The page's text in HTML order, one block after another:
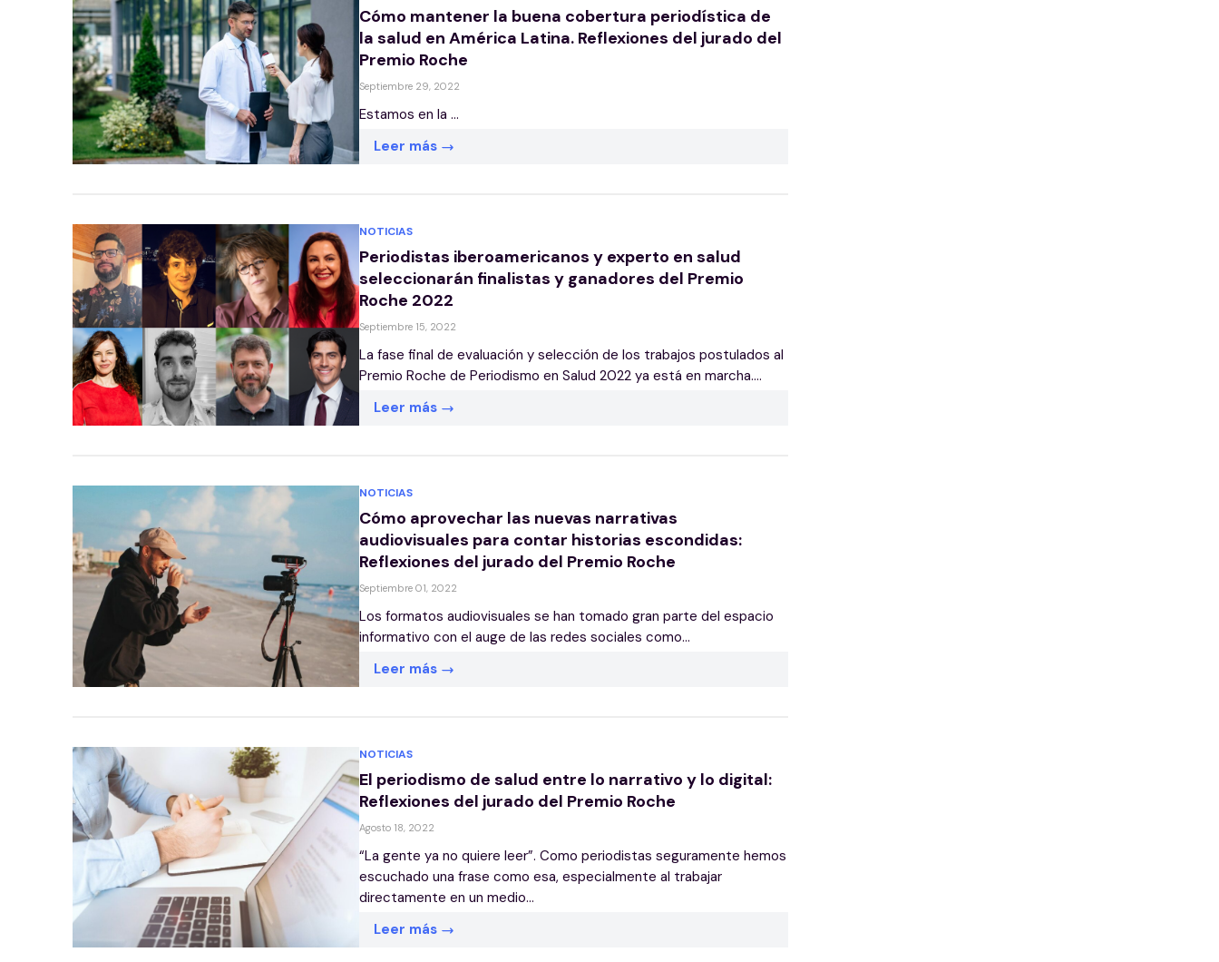
Cómo mantener la buena cobertura periodística de
la salud en América Latina. Reflexiones del jurado del
Premio Roche
Septiembre 29, 2022
Estamos en la ...
Leer más
NOTICIAS
Periodistas iberoamericanos y experto en salud
seleccionarán finalistas y ganadores del Premio
Roche 2022
Septiembre 15, 2022
La fase final de evaluación y selección de los trabajos postulados al
Premio Roche de Periodismo en Salud 2022 ya está en marcha....
Leer más
NOTICIAS
Cómo aprovechar las nuevas narrativas
audiovisuales para contar historias escondidas:
Reflexiones del jurado del Premio Roche
Septiembre 01, 2022
Los formatos audiovisuales se han tomado gran parte del espacio
informativo con el auge de las redes sociales como...
Leer más
NOTICIAS
El periodismo de salud entre lo narrativo y lo digital:
Reflexiones del jurado del Premio Roche
Agosto 18, 2022
“La gente ya no quiere leer”. Como periodistas seguramente hemos
escuchado una frase como esa, especialmente al trabajar
directamente en un medio...
Leer más